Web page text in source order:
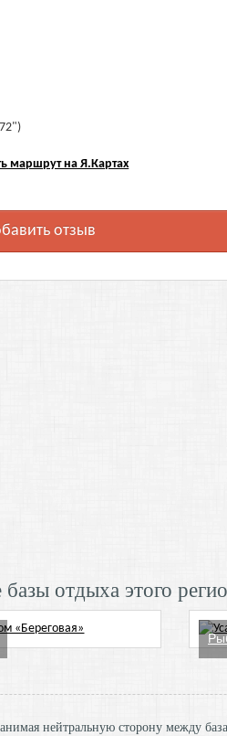
маршрут на Я.Картах
отзыв
отдыха этого
нейтральную сторону между